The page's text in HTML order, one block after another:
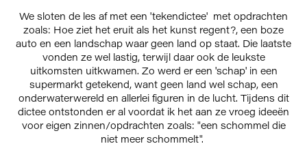
We sloten de les af met een 'tekendictee' met opdrachten
zoals: Hoe ziet het eruit als het kunst regent?, een boze
auto en een landschap waar geen land op staat. Die laatste
vonden ze wel lastig, terwijl daar ook de leukste
uitkomsten uitkwamen. Zo werd er een 'schap' in een
supermarkt getekend, want geen land wel schap, een
onderwaterwereld en allerlei figuren in de lucht. Tijdens dit
dictee ontstonden er al voordat ik het aan ze vroeg ideeën
voor eigen zinnen/opdrachten zoals: "een schommel die
niet meer schommelt".